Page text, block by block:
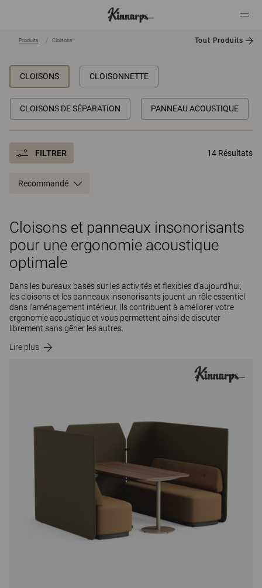
Produits Cloisons Tout Produits
CLOISONS CLOISONNETTE
CLOISONS DE SÉPARATION PANNEAU ACOUSTIQUE
FILTRER 14 Résultats
Recommandé
Cloisons et panneaux insonorisants
pour une ergonomie acoustique
optimale
Dans les bureaux basés sur les activités et flexibles d'aujourd'hui,
les cloisons et les panneaux insonorisants jouent un rôle essentiel
dans l'aménagement intérieur. Ils contribuent à améliorer votre
ergonomie acoustique et vous permettent ainsi de discuter
librement sans gêner les autres.
Lire plus